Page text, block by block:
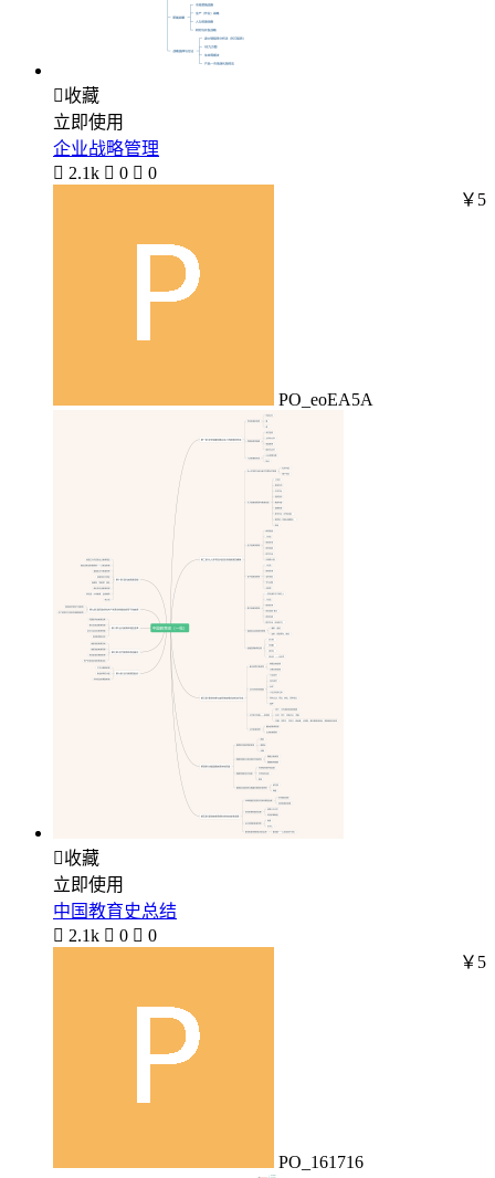
收藏
立即使用
企业战略管理
 2.1k  0  0
PO_eoEA5A
￥5
收藏
立即使用
中国教育史总结
 2.1k  0  0
PO_161716
￥5